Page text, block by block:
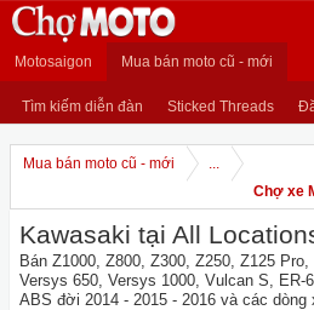
Motosaigon Mua bán moto cũ - mới
Tìm kiếm diễn đàn Sticked Threads
Mua bán moto cũ - mới
...
Chợ xe
Kawasaki tại All
Bán Z1000, Z800, Z300, Z250, Z125
Versys 650, Versys 1000, Vulcan S, ER-
ABS đời 2014 - 2015 - 2016 và các